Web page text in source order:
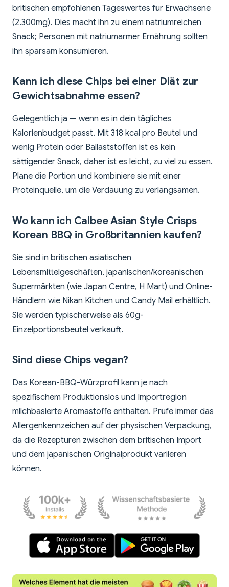
britischen empfohlenen Tageswertes für Erwachsene
(2.300mg). Dies macht ihn zu einem natriumreichen
Snack; Personen mit natriumarmer Ernährung sollten
ihn sparsam konsumieren.
Kann ich diese Chips bei einer Diät zur
Gewichtsabnahme essen?
Gelegentlich ja — wenn es in dein tägliches
Kalorienbudget passt. Mit 318 kcal pro Beutel und
wenig Protein oder Ballaststoffen ist es kein
sättigender Snack, daher ist es leicht, zu viel zu essen.
Plane die Portion und kombiniere sie mit einer
Proteinquelle, um die Verdauung zu verlangsamen.
Wo kann ich Calbee Asian Style Crisps
Korean BBQ in Großbritannien kaufen?
Sie sind in britischen asiatischen
Lebensmittelgeschäften, japanischen/koreanischen
Supermärkten (wie Japan Centre, H Mart) und Online-
Händlern wie Nikan Kitchen und Candy Mail erhältlich.
Sie werden typischerweise als 60g-
Einzelportionsbeutel verkauft.
Sind diese Chips vegan?
Das Korean-BBQ-Würzprofil kann je nach
spezifischem Produktionslos und Importregion
milchbasierte Aromastoffe enthalten. Prüfe immer das
Allergenkennzeichen auf der physischen Verpackung,
da die Rezepturen zwischen dem britischen Import
und dem japanischen Originalprodukt variieren
können.